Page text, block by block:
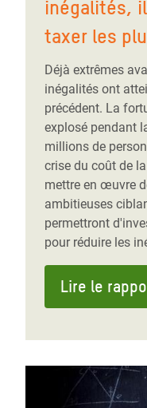
inégalités,
taxer les
Déjà extrêmes
inégalités ont
précédent. La
explosé pendant
millions de
crise du coût de
mettre en œuvre
ambitieuses
permettront
pour réduire les
Lire le